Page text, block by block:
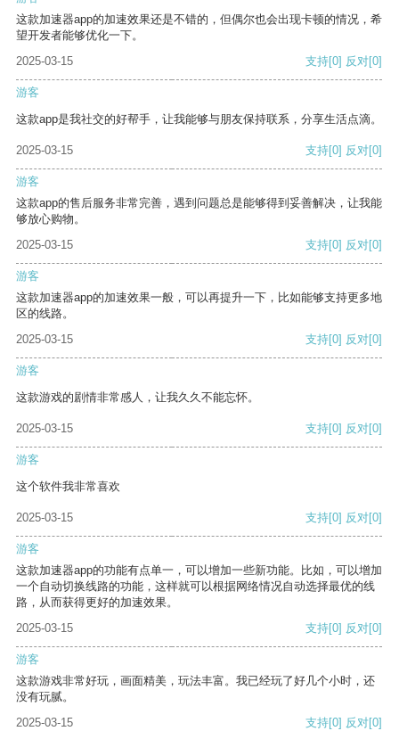
这款加速器app的加速效果还是不错的，但偶尔也会出现卡顿的情况，希
望开发者能够优化一下。
2025-03-15
支持[0] 反对[0]
游客
这款app是我社交的好帮手，让我能够与朋友保持联系，分享生活点滴。
2025-03-15 支持[0] 反对[0]
游客
这款app的售后服务非常完善，遇到问题总是能够得到妥善解决，让我能
够放心购物。
2025-03-15
支持[0] 反对[0]
游客
这款加速器app的加速效果一般，可以再提升一下，比如能够支持更多地
区的线路。
2025-03-15
支持[0] 反对[0]
游客
这款游戏的剧情非常感人，让我久久不能忘怀。
2025-03-15 支持[0] 反对[0]
游客
这个软件我非常喜欢
2025-03-15 支持[0] 反对[0]
游客
这款加速器app的功能有点单一，可以增加一些新功能。比如，可以增加
一个自动切换线路的功能，这样就可以根据网络情况自动选择最优的线
路，从而获得更好的加速效果。
2025-03-15
支持[0] 反对[0]
游客
这款游戏非常好玩，画面精美，玩法丰富。我已经玩了好几个小时，还
没有玩腻。
2025-03-15
支持[0] 反对[0]